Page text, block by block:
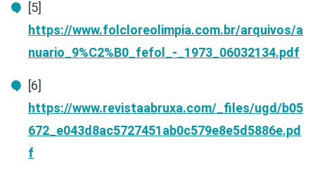
[5]
https://www.folcloreolimpia.com.br/arquivos/a
nuario_9%C2%B0_fefol_-_1973_06032134.pdf
[6]
https://www.revistaabruxa.com/_files/ugd/b05
672_e043d8ac5727451ab0c579e8e5d5886e.pd
f